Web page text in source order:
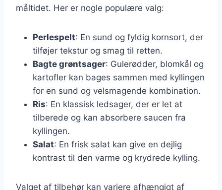
måltidet. Her er nogle populære valg:
Perlespelt: En sund og fyldig kornsort, der
tilføjer tekstur og smag til retten.
Bagte grøntsager: Gulerødder, blomkål og
kartofler kan bages sammen med kyllingen
for en sund og velsmagende kombination.
Ris: En klassisk ledsager, der er let at
tilberede og kan absorbere saucen fra
kyllingen.
Salat: En frisk salat kan give en dejlig
kontrast til den varme og krydrede kylling.
Valget af tilbehør kan variere afhængigt af